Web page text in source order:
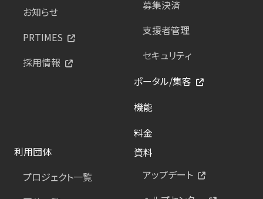
お知らせ
PRTIMES
採用情報
募集決済
支援者管理
セキュリティ
ポータル/集客
機能
料金
利用団体
プロジェクト一覧
資料
アップデート